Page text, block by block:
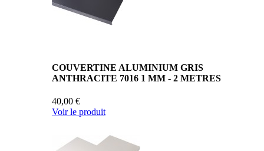
COUVERTINE ALUMINIUM GRIS
ANTHRACITE 7016 1 MM - 2 METRES
40,00 €
Voir le produit